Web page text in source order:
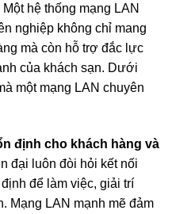
hệ thống mạng LAN
nghiệp không chỉ mang
mà còn hỗ trợ đắc lực
của khách sạn. Dưới
một mạng LAN chuyên
định cho khách hàng và
đại luôn đòi hỏi kết nối
để làm việc, giải trí
Mạng LAN mạnh mẽ đảm